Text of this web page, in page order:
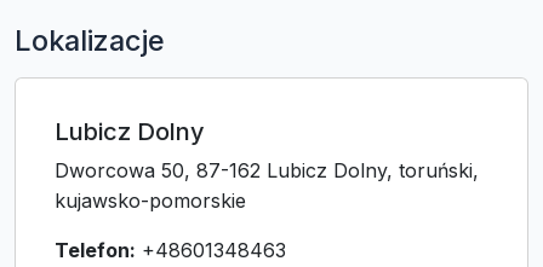
Lokalizacje
Lubicz Dolny
Dworcowa 50, 87-162 Lubicz Dolny, toruński,
kujawsko-pomorskie
Telefon: +48601348463